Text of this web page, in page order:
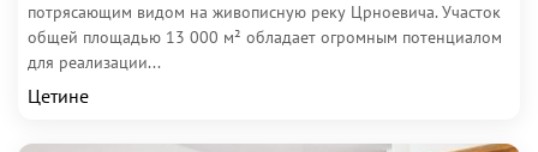
потрясающим видом на живописную реку Црноевича. Участок
общей площадью 13 000 м² обладает огромным потенциалом
для реализации...
Цетине